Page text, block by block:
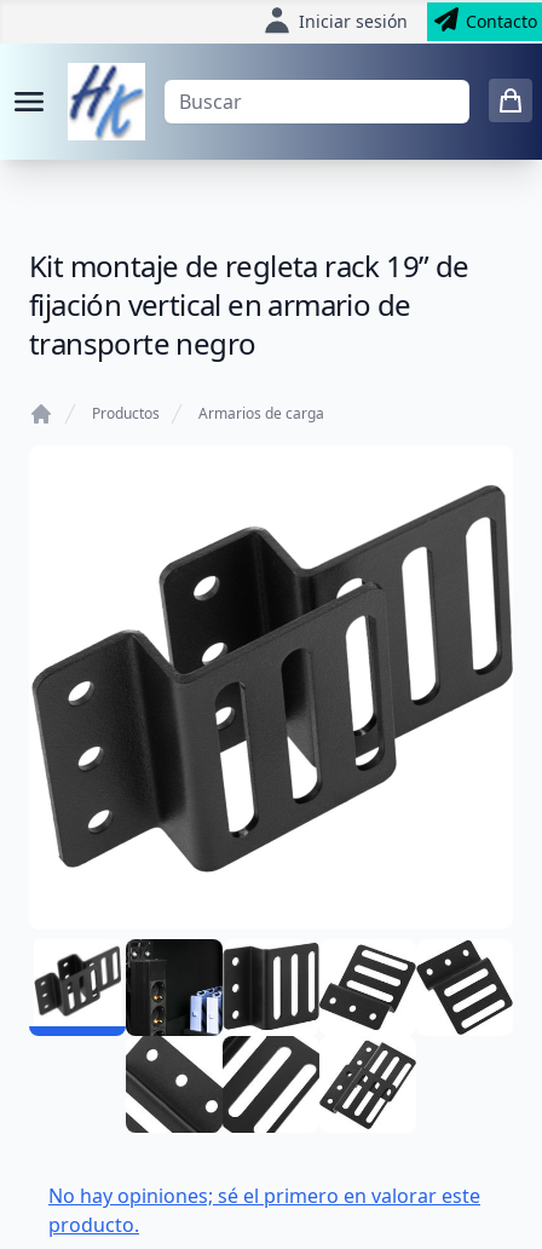
Iniciar sesión Contacto
Kit montaje de regleta rack 19” de
fijación vertical en armario de
transporte negro
Productos Armarios de carga
No hay opiniones; sé el primero en valorar este
producto.